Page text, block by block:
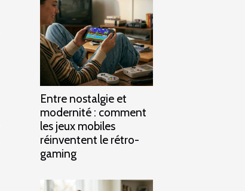
Entre nostalgie et
modernité : comment
les jeux mobiles
réinventent le rétro-
gaming